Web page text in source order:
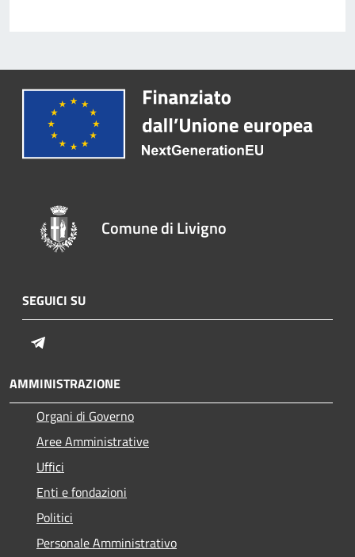
Comune di Livigno
SEGUICI SU
AMMINISTRAZIONE
Organi di Governo
Aree Amministrative
Uffici
Enti e fondazioni
Politici
Personale Amministrativo